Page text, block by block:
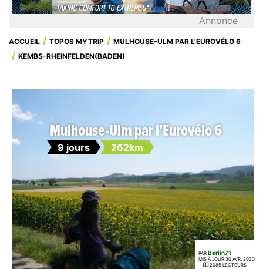
Annonce
ACCUEIL TOPOS MYTRIP
MULHOUSE-ULM PAR L'EUROVÉLO 6
KEMBS-RHEINFELDEN(BADEN)
Mulhouse-Ulm par l'Eurovélo 6
9 jours 262km
PAR Berlin71
MIS À JOUR 30 AVR. 2020
2085 LECTEURS